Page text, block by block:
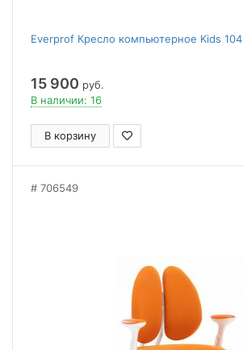
Everprof Кресло компьютерное Kids 104
15 900 руб.
В наличии: 16
В корзину
706549